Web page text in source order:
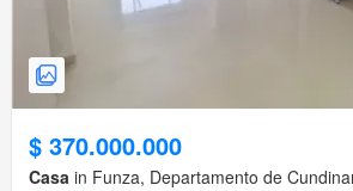
$ 370.000.000
Casa in Funza, Departamento de